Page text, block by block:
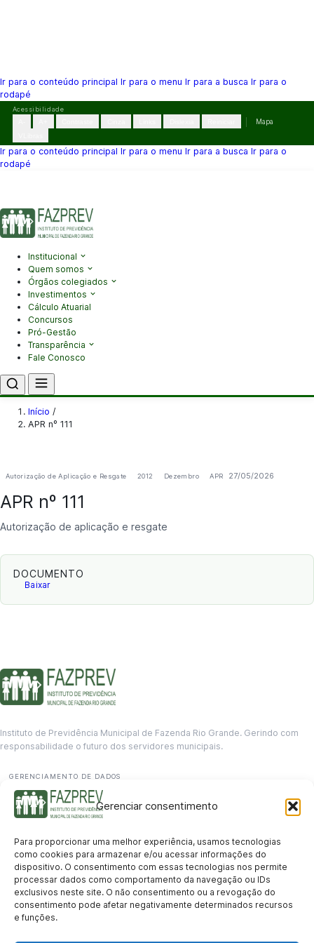
Gerenciar consentimento
Para proporcionar uma melhor experiência, usamos tecnologias
como cookies para armazenar e/ou acessar informações do
dispositivo. O consentimento com essas tecnologias nos permite
processar dados como comportamento da navegação ou IDs
exclusivos neste site. O não consentimento ou a revogação do
consentimento pode afetar negativamente determinados recursos
e funções.
Ir para o conteúdo principal Ir para o menu Ir para a busca Ir para o
rodapé
Pular
conteúdo
Acessibilidade
Mapa
Ir para o conteúdo principal Ir para o menu Ir para a busca Ir para o
rodapé
Institucional
Quem somos
Órgãos colegiados
Investimentos
Cálculo Atuarial
Concursos
Pró-Gestão
Transparência
Fale Conosco
Início /
APR nº 111
Autorização de Aplicação e Resgate 2012 Dezembro APR 27/05/2026
APR nº 111
Autorização de aplicação e resgate
DOCUMENTO
Baixar
Instituto de Previdência Municipal de Fazenda Rio Grande. Gerindo com
responsabilidade o futuro dos servidores municipais.
GERENCIAMENTO DE DADOS
Departamento de informação
contato@fazprev.pr.gov.br
(41) 3995-2146
Serviços
Aposentadoria Pensão por Morte Benefício por Invalidez Auxílio Doença
Holerite Online Protocolo Online
Transparência
Portal da Transparência